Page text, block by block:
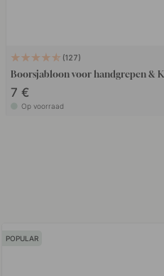
127
Boorsjabloon voor handgrepen &
7 €
Op voorraad
POPULAR